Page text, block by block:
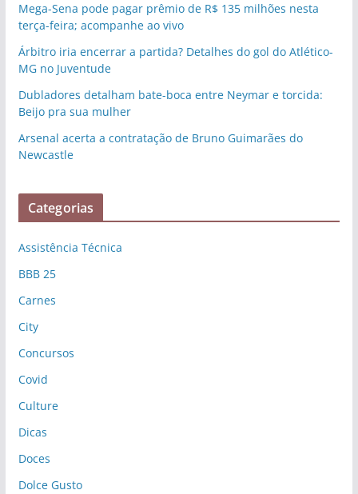
Mega-Sena pode pagar prêmio de R$ 135 milhões nesta
terça-feira; acompanhe ao vivo
Árbitro iria encerrar a partida? Detalhes do gol do Atlético-
MG no Juventude
Dubladores detalham bate-boca entre Neymar e torcida:
Beijo pra sua mulher
Arsenal acerta a contratação de Bruno Guimarães do
Newcastle
Categorias
Assistência Técnica
BBB 25
Carnes
City
Concursos
Covid
Culture
Dicas
Doces
Dolce Gusto